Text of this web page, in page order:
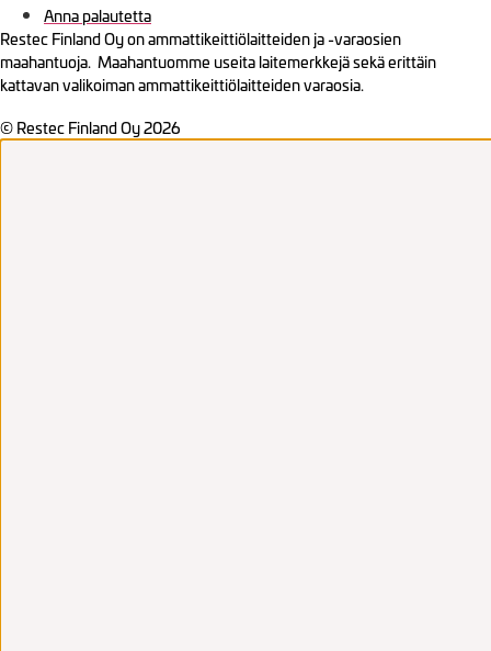
Anna palautetta
Restec Finland Oy on ammattikeittiölaitteiden ja -varaosien
maahantuoja. Maahantuomme useita laitemerkkejä sekä erittäin
kattavan valikoiman ammattikeittiölaitteiden varaosia.
© Restec Finland Oy 2026